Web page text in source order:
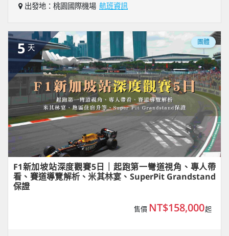
出發地：桃園國際機場 航班資訊
5 天
團體
F1新加坡站深度觀賽5日｜起跑第一彎道視角、專人帶
看、賽道導覽解析、米其林宴、SuperPit Grandstand
保證
售價 NT$158,000起